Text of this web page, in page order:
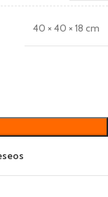
40 × 40 × 18 cm